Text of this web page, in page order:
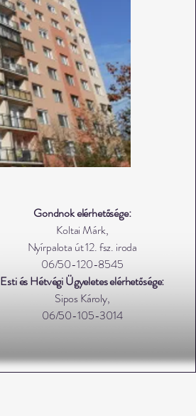
Gondnok elérhetősége:
Koltai Márk,
Nyírpalota út 12. fsz. iroda
06/50-120-8545
Esti és Hétvégi Ügyeletes elérhetősége:
Sipos Károly,
06/50-105-3014